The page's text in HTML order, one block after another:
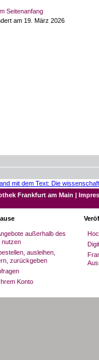
Seitenanfang
am 19. März 2026
Frankfurt am Main |
außerhalb des
nutzen
ausleihen,
zurückgeben
Konto